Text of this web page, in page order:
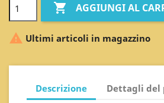
 AGGIUNGI AL
 Ultimi articoli in magazzino
Descrizione Dettagli del